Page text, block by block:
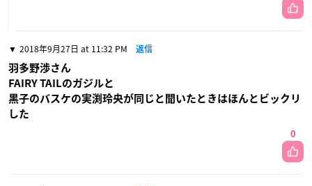
2018年9月27日 at 11:32 PM 返信
羽多野渉さん
FAIRY TAILのガジルと
黒子のバスケの実渕玲央が同じと聞いたときはほんとビックリ
した
0